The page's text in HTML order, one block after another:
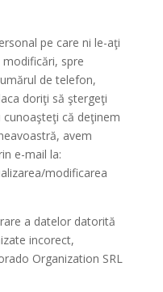
pe care ni le-aţi
spre
de telefon,
doriţi să ştergeţi
că deţinem
avem
e-mail la:
modificarea
a datelor datorită
incorect,
Organization SRL